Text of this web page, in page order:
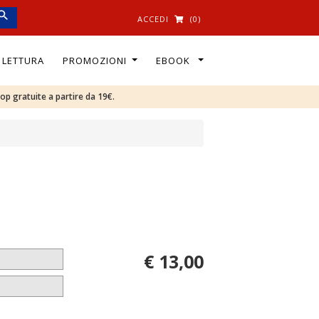
ACCEDI (0)
PROMOZIONI EBOOK
gratuite a partire da 19€.
€ 13,00